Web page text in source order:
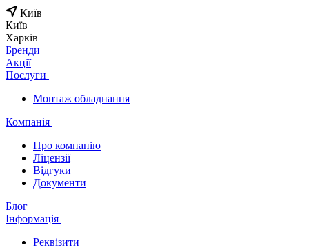
Київ
Київ
Харків
Бренди
Акції
Послуги
Монтаж обладнання
Компанія
Про компанію
Ліцензії
Відгуки
Документи
Блог
Інформація
Реквізити